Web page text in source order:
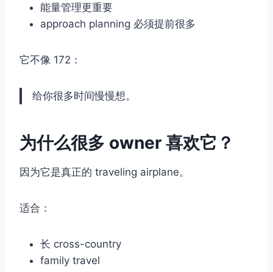
能量管理更重要
approach planning 必须提前很多
它不像 172：
给你很多时间慢慢想。
为什么很多 owner 喜欢它？
因为它是真正的 traveling airplane。
适合：
长 cross-country
family travel